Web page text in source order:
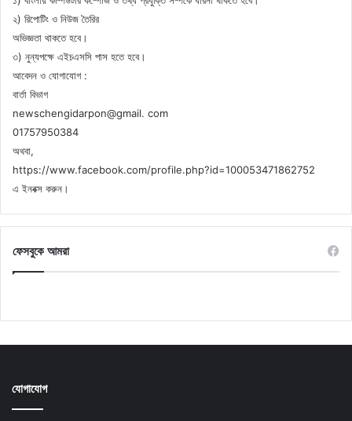
২) রিপোটিং ও নিউজ তৈরির
অভিজ্ঞতা থাকতে হবে।
৩) নুন্যপক্ষে এইচএসসি পাস হতে হবে।
আবেদন ও যোগাযোগ :
বার্তা বিভাগ
newschengidarpon@gmail. com
01757950384
অথবা,
https://www.facebook.com/profile.php?id=100053471862752
এ ইনবক্স করুন।
ফেসবুকে আমরা
যোগাযোগ